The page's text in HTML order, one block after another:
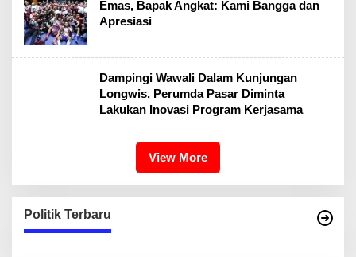
Emas, Bapak Angkat: Kami Bangga dan
Apresiasi
Dampingi Wawali Dalam Kunjungan
Longwis, Perumda Pasar Diminta
Lakukan Inovasi Program Kerjasama
View More
Politik Terbaru